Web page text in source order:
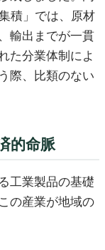
積」では、原材
輸出までが一貫
た分業体制によ
際、比類のない
的命脈
工業製品の基礎
の産業が地域の